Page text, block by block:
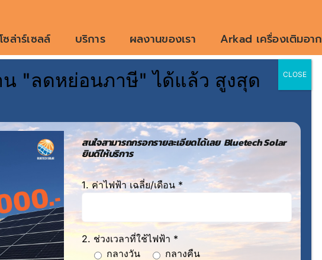
ซล่าร์เซลล์ บริการ ผลงานของเรา Arkad เครื่องเติมอา
Rooftop สกลนคร
1 item items
"ลดหย่อนภาษี" ได้แล้ว สูงสุด
สนใจสามารถกรอกรายละเอียดได้เลย Bluetech Solar
ยินดีให้บริการ
1. ค่าไฟฟ้า เฉลี่ย/เดือน *
2. ช่วงเวลาที่ใช้ไฟฟ้า *
กลางวัน
กลางคืน
CLOSE